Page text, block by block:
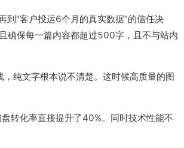
到“客户投运6个月的真实数据”的信任决
确保每一篇内容都超过500字，且不与站内
纯文字根本说不清楚。这时候高质量的图
转化率直接提升了40%。同时技术性能不